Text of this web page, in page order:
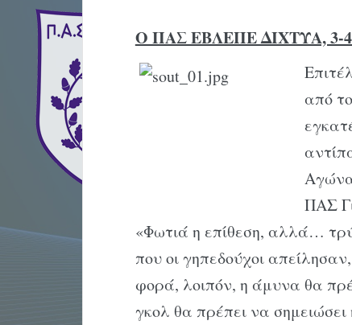
Ο ΠΑΣ ΕΒΛΕΠΕ ΔΙΧΤΥΑ,
από
ΠΑΣ
«Φωτιά η επίθεση, αλλά…
που οι γηπεδούχοι
φορά, λοιπόν, η άμυνα θα
γκολ θα πρέπει να